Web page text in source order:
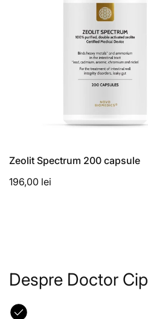
Zeolit Spectrum 200 capsule
196,00 lei
Despre Doctor Cip